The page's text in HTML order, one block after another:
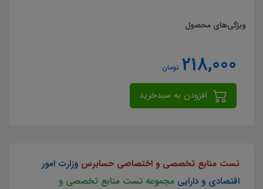
ویژگی‌های محصول
218,000 تومان
تست منابع تخصصی و اختصاصی حسابرس وزارت امور
اقتصادی و دارایی مجموعه تست منابع تخصصی و